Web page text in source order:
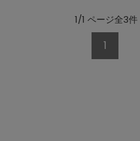
1/1 ページ全3件
1